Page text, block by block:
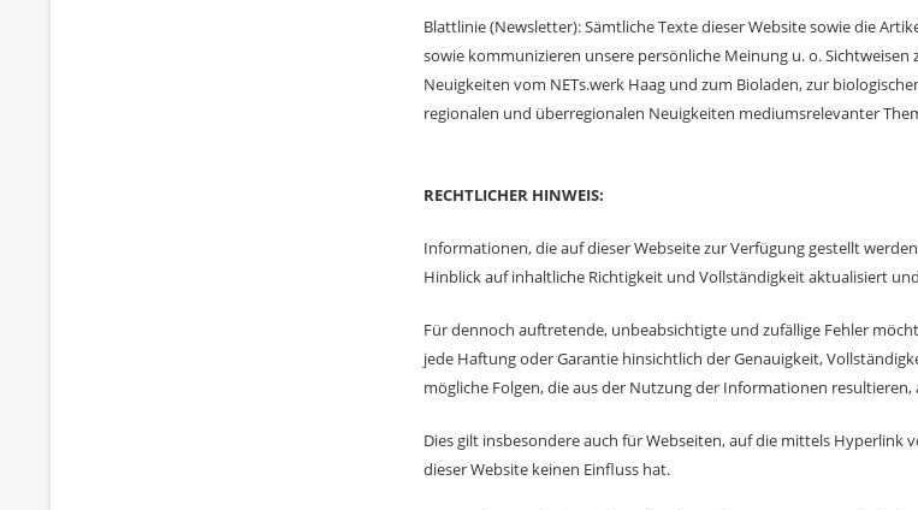
Blattlinie (Newsletter): Sämtliche Texte dieser Website sowie die
sowie kommunizieren unsere persönliche Meinung u. o. Sichtweisen
Neuigkeiten vom NETs.werk Haag und zum Bioladen, zur
regionalen und überregionalen Neuigkeiten mediumsrelevanter
RECHTLICHER HINWEIS:
Informationen, die auf dieser Webseite zur Verfügung gestellt
Hinblick auf inhaltliche Richtigkeit und Vollständigkeit aktualisiert
Für dennoch auftretende, unbeabsichtigte und zufällige Fehler
jede Haftung oder Garantie hinsichtlich der Genauigkeit,
mögliche Folgen, die aus der Nutzung der Informationen resultieren,
Dies gilt insbesondere auch für Webseiten, auf die mittels Hyperlink
dieser Website keinen Einfluss hat.